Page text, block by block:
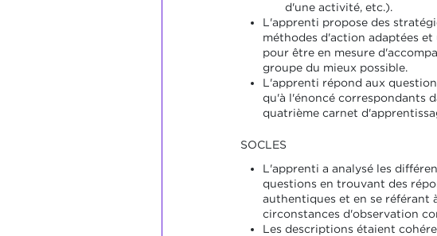
d'une activité, etc.).
L'apprenti propose des
méthodes d'action adaptées et
pour être en mesure
groupe du mieux possible.
L'apprenti répond aux
qu'à l'énoncé correspondants
quatrième carnet
SOCLES
L'apprenti a analysé les
questions en trouvant des
authentiques et en se référant
circonstances d'observation
Les descriptions étaient